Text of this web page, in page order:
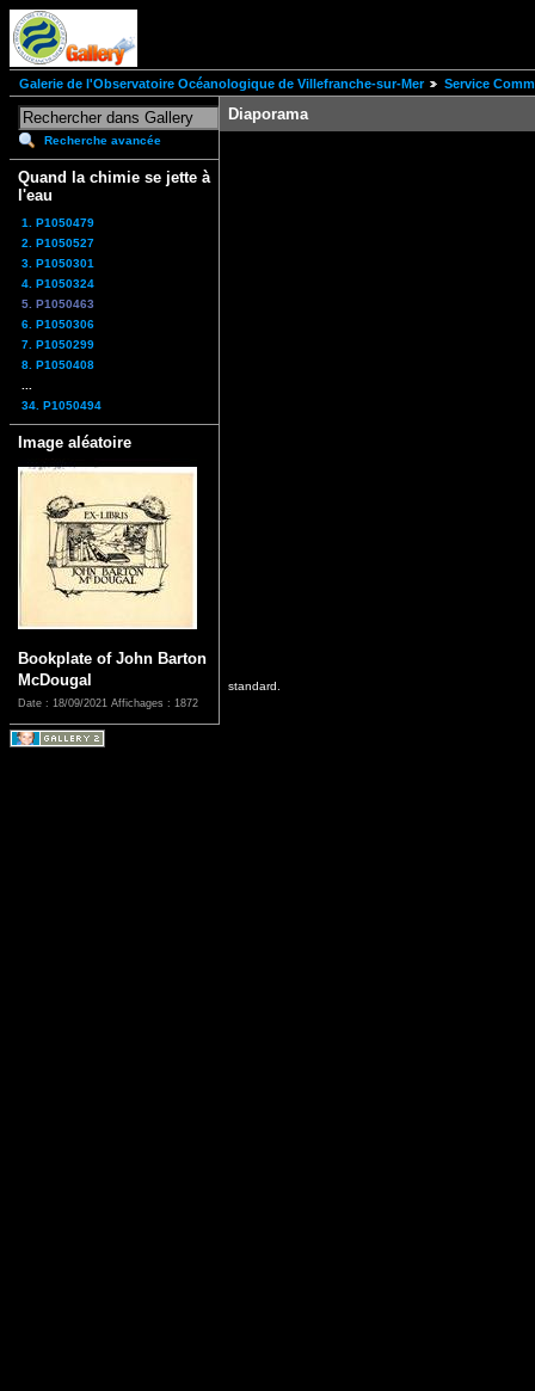
Galerie de l'Observatoire Océanologique de Villefranche-sur-Mer Service
Recherche avancée
Quand la chimie se jette à
l'eau
1. P1050479
2. P1050527
3. P1050301
4. P1050324
5. P1050463
6. P1050306
7. P1050299
8. P1050408
34. P1050494
Image aléatoire
Bookplate of John Barton
McDougal
Date : 18/09/2021 Affichages : 1872
Diaporama
standard.